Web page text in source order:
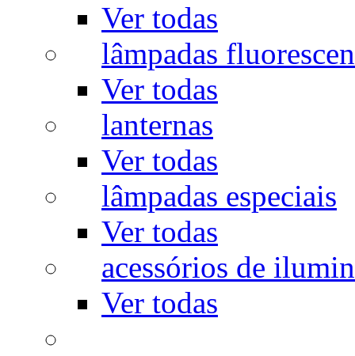
Ver todas
lâmpadas
Ver todas
lanternas
Ver todas
lâmpadas especiais
Ver todas
acessórios de
Ver todas